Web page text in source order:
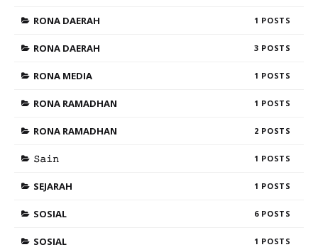
RONA DAERAH 1
RONA DAERAH 3
RONA MEDIA 1
RONA RAMADHAN 1
RONA RAMADHAN 2
𝚂𝚊𝚒𝚗 1
SEJARAH 1
SOSIAL 6
SOSIAL 1